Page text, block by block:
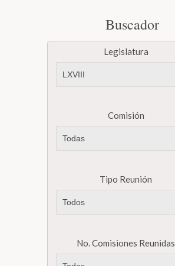
Biblioteca
Secretarías
Buscador
Legislatura
Comisión
Tipo Reunión
No. Comisiones Reunidas